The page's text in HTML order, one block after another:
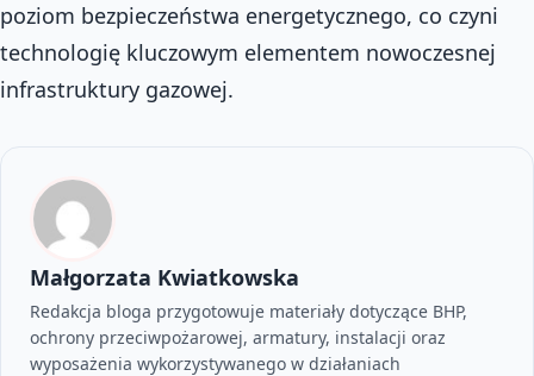
poziom bezpieczeństwa energetycznego, co czyni
technologię kluczowym elementem nowoczesnej
infrastruktury gazowej.
Małgorzata Kwiatkowska
Redakcja bloga przygotowuje materiały dotyczące BHP,
ochrony przeciwpożarowej, armatury, instalacji oraz
wyposażenia wykorzystywanego w działaniach